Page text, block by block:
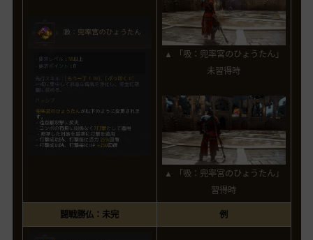
▲ 「吸：兜率宮のひょうたん」
未習得時
▲ 「吸：兜率宮のひょうたん」
習得時
闘戦勝仏：未完
例